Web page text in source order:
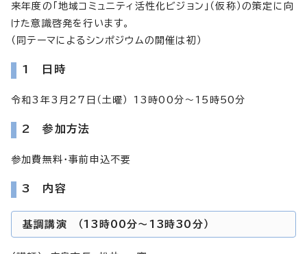
来年度の「地域コミュニティ活性化ビジョン」（仮称）の策定に向
けた意識啓発を行います。
（同テーマによるシンポジウムの開催は初）
1 日時
令和3年3月27日（土曜） 13時00分～15時50分
2 参加方法
参加費無料・事前申込不要
3 内容
基調講演 （13時00分～13時30分）